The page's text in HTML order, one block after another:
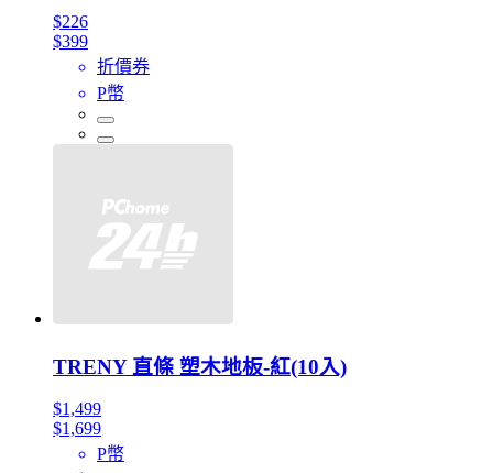
$226
$399
折價券
P幣
TRENY 直條 塑木地板-紅(10入)
$1,499
$1,699
P幣